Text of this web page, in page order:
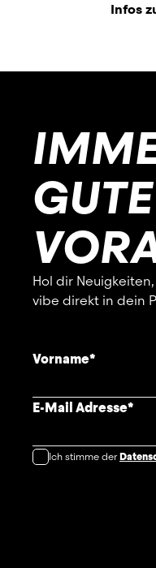
Infos
Hol dir
vibe direkt in dein
Vorname*
E-Mail Adresse*
Ich stimme der